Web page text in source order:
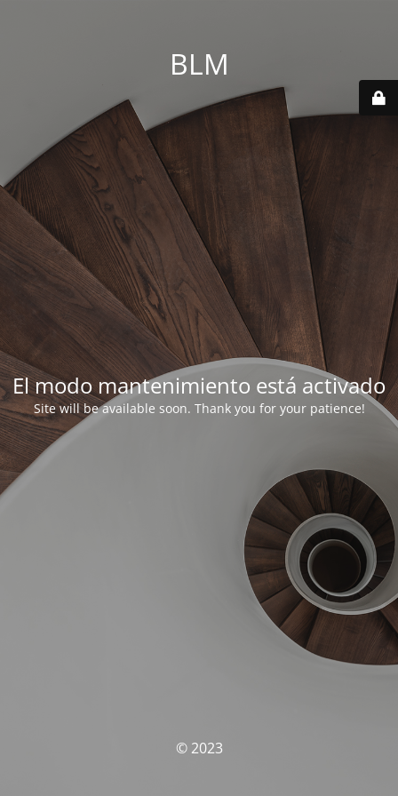
BLM
El modo mantenimiento está activado
Site will be available soon. Thank you for your patience!
© 2023